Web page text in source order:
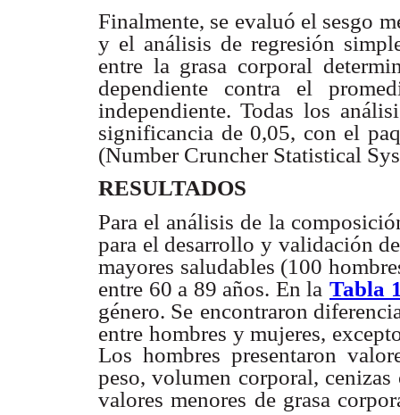
Finalmente, se evaluó el sesgo
y el análisis de regresión
entre la grasa corporal
dependiente contra el
independiente. Todas los
significancia de 0,05, con el
(Number Cruncher Statistical
RESULTADOS
Para el análisis de la
para el desarrollo y validación
mayores saludables (100
entre 60 a 89 años. En la Tabla
género. Se encontraron
entre hombres y mujeres,
Los hombres presentaron
peso, volumen corporal, cenizas
valores menores de grasa